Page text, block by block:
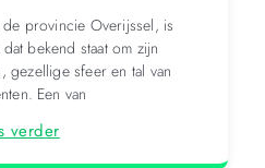
provincie Overijssel, is
bekend staat om zijn
gezellige sfeer en tal van
Een van
verder